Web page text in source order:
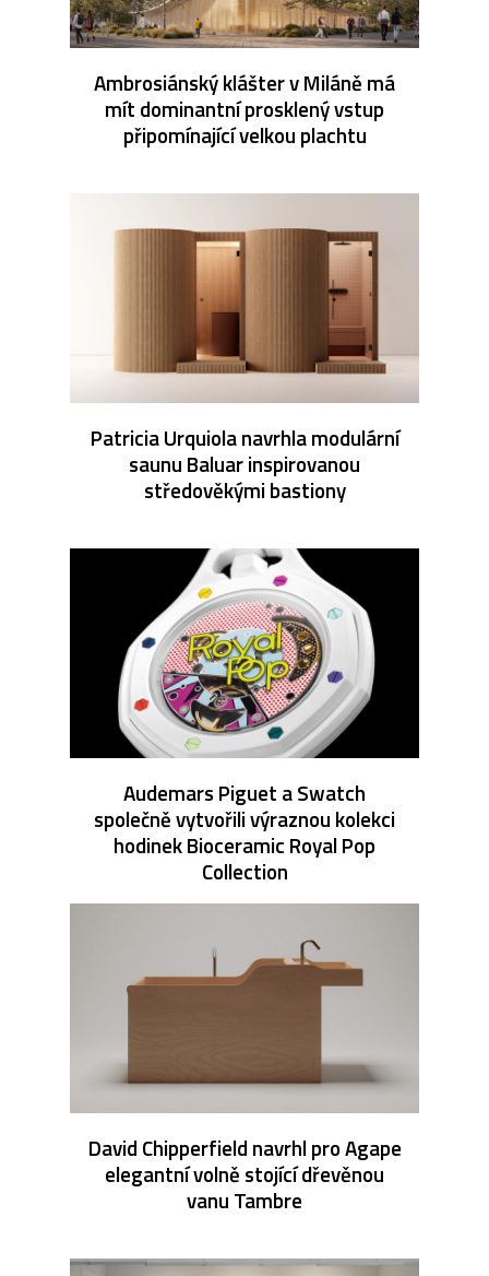
Ambrosiánský klášter v Miláně má
mít dominantní prosklený vstup
připomínající velkou plachtu
Patricia Urquiola navrhla modulární
saunu Baluar inspirovanou
středověkými bastiony
Audemars Piguet a Swatch
společně vytvořili výraznou kolekci
hodinek Bioceramic Royal Pop
Collection
David Chipperfield navrhl pro Agape
elegantní volně stojící dřevěnou
vanu Tambre